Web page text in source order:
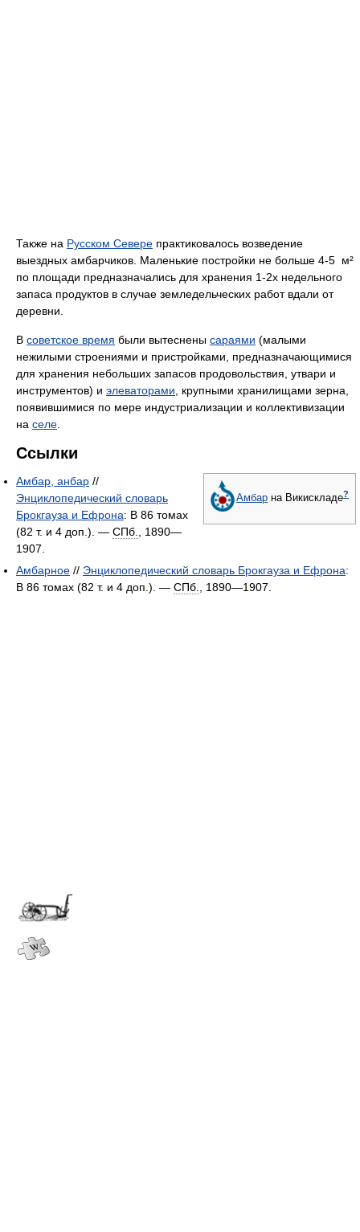
Также на Русском Севере практиковалось возведение
выездных амбарчиков. Маленькие постройки не больше 4-5 м²
по площади предназначались для хранения 1-2х недельного
запаса продуктов в случае земледельческих работ вдали от
деревни.
В советское время были вытеснены сараями (малыми
нежилыми строениями и пристройками, предназначающимися
для хранения небольших запасов продовольствия, утвари и
инструментов) и элеваторами , крупными хранилищами зерна,
появившимися по мере индустриализации и коллективизации
на селе
Ссылки
Амбар на Викискладе?
Амбар, анбар //
Энциклопедический словарь
Брокгауза и Ефрона: В 86 томах
(82 т. и 4 доп.). — СПб.
, 1890—
1907.
Амбарное // Энциклопедический словарь Брокгауза и Ефрона:
В 86 томах (82 т. и 4 доп.). — СПб. , 1890—1907.